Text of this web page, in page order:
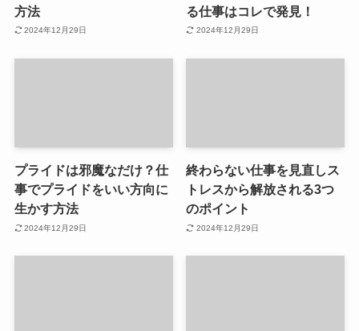
方法
2024年12月29日
る仕事はコレで発見！
2024年12月29日
プライドは邪魔なだけ？仕
事でプライドをいい方向に
生かす方法
2024年12月29日
終わらない仕事を見直しス
トレスから解放される3つ
のポイント
2024年12月29日